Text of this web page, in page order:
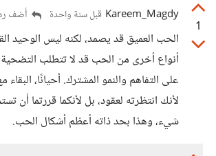
1
Kareem_Magdy قبل سنة واحدة أضف
الحب العميق قد يصمد، لكنه ليس الوحيد
أنواع أخرى من الحب قد لا تتطلب التضحية
على التفاهم والنمو المشترك. أحيانًا،
لأنك انتظرته لعقود، بل لأنكما قررتما أن
شيء، وهذا بحد ذاته أعظم أشكال الحب.